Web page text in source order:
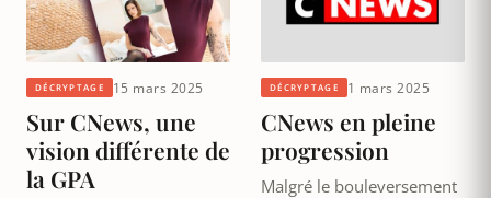
DÉCRYPTAGE 15 mars 2025
Sur CNews, une
vision différente de
la GPA
DÉCRYPTAGE 1 mars 2025
CNews en pleine
progression
Malgré le bouleversement